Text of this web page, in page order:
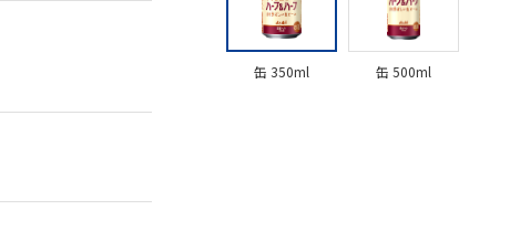
缶 350ml 缶 500ml